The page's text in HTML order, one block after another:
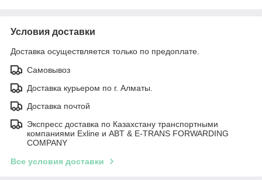
Условия доставки
Доставка осуществляется только по предоплате.
Самовывоз
Доставка курьером по г. Алматы.
Доставка почтой
Экспресс доставка по Казахстану транспортными
компаниями Exline и ABT & E-TRANS FORWARDING
COMPANY
Все условия доставки